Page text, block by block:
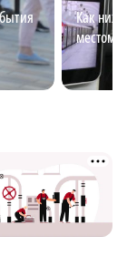
Как
местом